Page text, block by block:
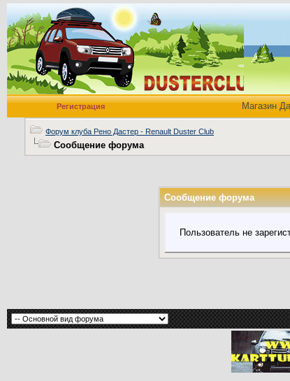
Регистрация Магазин
Форум клуба Рено Дастер - Renault Duster Club
Сообщение форума
Сообщение форума
Пользователь не